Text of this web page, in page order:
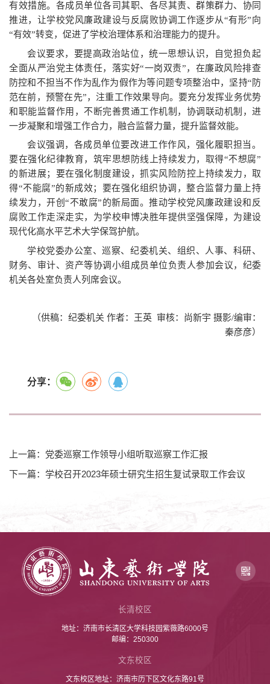
有效措施。各成员单位各司其职、各尽其责、群策群力、协同
推进，让学校党风廉政建设与反腐败协调工作逐步从“有形”向
“有效”转变，促进了学校治理体系和治理能力的提升。
会议要求，要提高政治站位，统一思想认识，自觉担负起
全面从严治党主体责任，落实好“一岗双责”，在廉政风险排查
防控和不担当不作为乱作为假作为等问题专项整治中，坚持“防
范在前，预警在先”，注重工作效果导向。要充分发挥业务优势
和职能监督作用，不断完善贯通工作机制，协调联动机制，进
一步凝聚和增强工作合力，融合监督力量，提升监督效能。
会议强调，各成员单位要改进工作作风，强化履职担当。
要在强化纪律教育，筑牢思想防线上持续发力，取得“不想腐”
的新进展；要在强化制度建设，抓实风险防控上持续发力，取
得“不能腐”的新成效；要在强化组织协调，整合监督力量上持
续发力，开创“不敢腐”的新局面。推动学校党风廉政建设和反
腐败工作走深走实，为学校申博决胜年提供坚强保障，为建设
现代化高水平艺术大学保驾护航。
学校党委办公室、巡察、纪委机关、组织、人事、科研、
财务、审计、资产等协调小组成员单位负责人参加会议，纪委
机关各处室负责人列席会议。
（供稿：纪委机关 作者：王英 审核：尚新宇 摄影/编审：
秦彦彦）
分享：
上一篇：党委巡察工作领导小组听取巡察工作汇报
下一篇：学校召开2023年硕士研究生招生复试录取工作会议
长清校区
地址：济南市长清区大学科技园紫薇路6000号
邮编：250300
文东校区
文东校区地址：济南市历下区文化东路91号